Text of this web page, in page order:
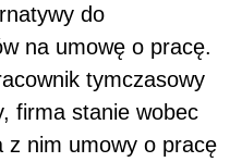
do
na umowę o pracę.
tymczasowy
firma stanie wobec
z nim umowy o pracę